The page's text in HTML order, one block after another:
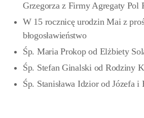
Grzegorza z Firmy Agregaty Pol
W 15 rocznicę urodzin Mai z
błogosławieństwo
Śp. Maria Prokop od Elżbiety
Śp. Stefan Ginalski od Rodziny
Śp. Stanisława Idzior od Józefa